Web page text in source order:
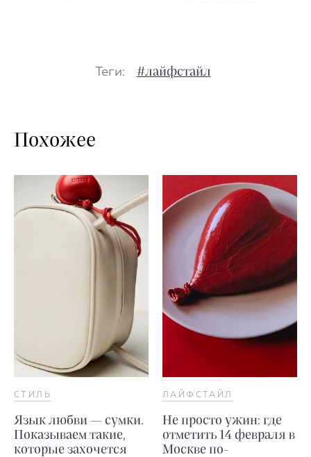
Теги: #лайфстайл
Похожее
СТИЛЬ
Язык любви — сумки.
Показываем такие,
которые захочется
ЛАЙФСТАЙЛ
Не просто ужин: где
отметить 14 февраля в
Москве по-